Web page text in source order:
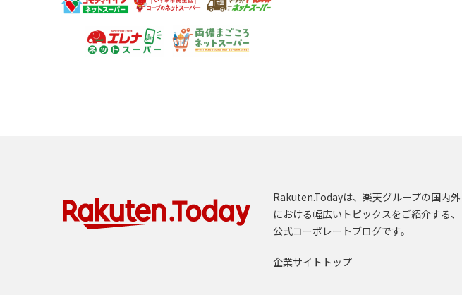
Rakuten.Todayは、楽天グループの国内外
における幅広いトピックスをご紹介する、
公式コーポレートブログです。
企業サイトトップ